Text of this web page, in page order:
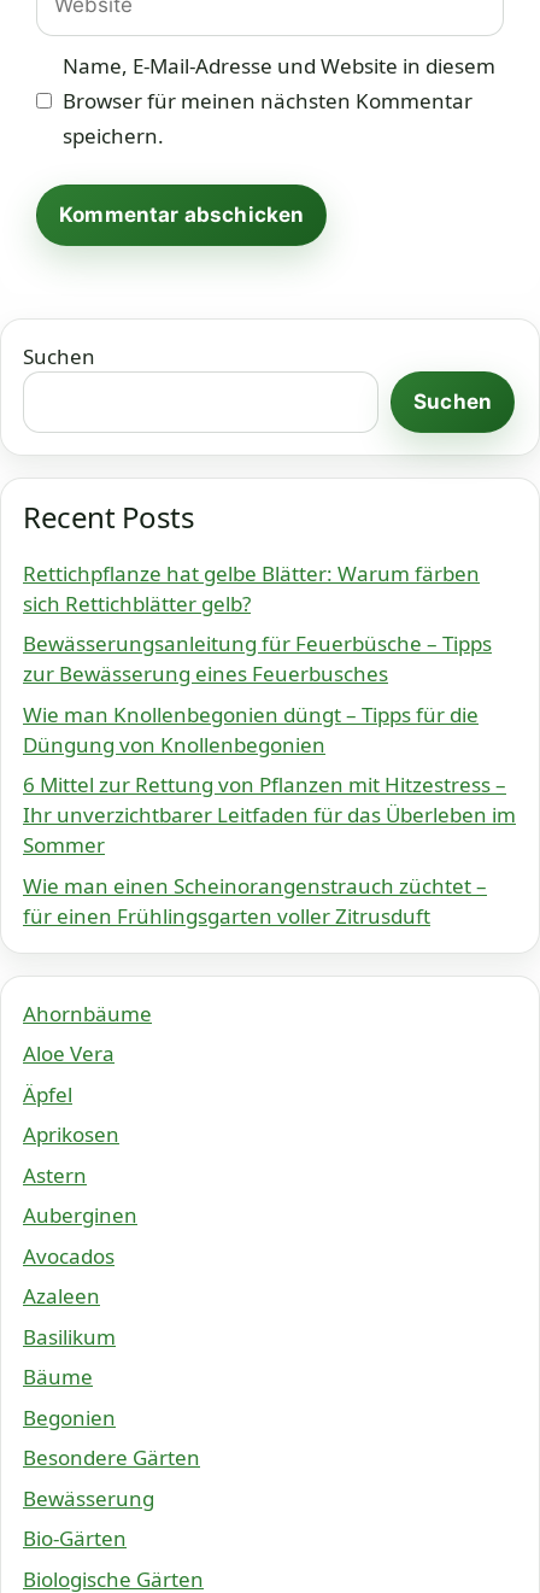
Name, E-Mail-Adresse und Website in diesem
Browser für meinen nächsten Kommentar
speichern.
Suchen
Suchen
Recent Posts
Rettichpflanze hat gelbe Blätter: Warum färben
sich Rettichblätter gelb?
Bewässerungsanleitung für Feuerbüsche – Tipps
zur Bewässerung eines Feuerbusches
Wie man Knollenbegonien düngt – Tipps für die
Düngung von Knollenbegonien
6 Mittel zur Rettung von Pflanzen mit Hitzestress –
Ihr unverzichtbarer Leitfaden für das Überleben im
Sommer
Wie man einen Scheinorangenstrauch züchtet –
für einen Frühlingsgarten voller Zitrusduft
Ahornbäume
Aloe Vera
Äpfel
Aprikosen
Astern
Auberginen
Avocados
Azaleen
Basilikum
Bäume
Begonien
Besondere Gärten
Bewässerung
Bio-Gärten
Biologische Gärten